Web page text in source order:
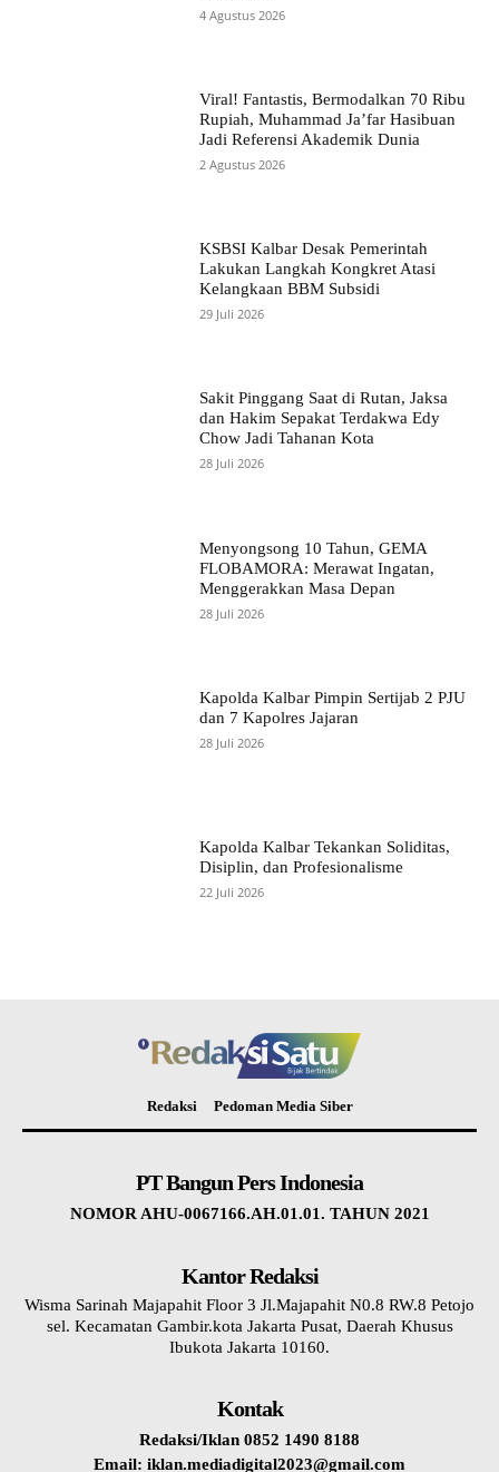
4 Agustus 2026
Viral! Fantastis, Bermodalkan 70 Ribu
Rupiah, Muhammad Ja’far Hasibuan
Jadi Referensi Akademik Dunia
2 Agustus 2026
KSBSI Kalbar Desak Pemerintah
Lakukan Langkah Kongkret Atasi
Kelangkaan BBM Subsidi
29 Juli 2026
Sakit Pinggang Saat di Rutan, Jaksa
dan Hakim Sepakat Terdakwa Edy
Chow Jadi Tahanan Kota
28 Juli 2026
Menyongsong 10 Tahun, GEMA
FLOBAMORA: Merawat Ingatan,
Menggerakkan Masa Depan
28 Juli 2026
Kapolda Kalbar Pimpin Sertijab 2 PJU
dan 7 Kapolres Jajaran
28 Juli 2026
Kapolda Kalbar Tekankan Soliditas,
Disiplin, dan Profesionalisme
22 Juli 2026
Redaksi Pedoman Media Siber
PT Bangun Pers Indonesia
NOMOR AHU-0067166.AH.01.01. TAHUN 2021
Kantor Redaksi
Wisma Sarinah Majapahit Floor 3 Jl.Majapahit N0.8 RW.8 Petojo
sel. Kecamatan Gambir.kota Jakarta Pusat, Daerah Khusus
Ibukota Jakarta 10160.
Kontak
Redaksi/Iklan 0852 1490 8188
Email: iklan.mediadigital2023@gmail.com